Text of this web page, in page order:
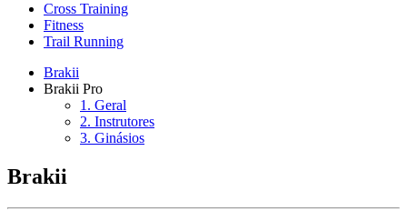
Cross Training
Fitness
Trail Running
Brakii
Brakii Pro
1. Geral
2. Instrutores
3. Ginásios
Brakii